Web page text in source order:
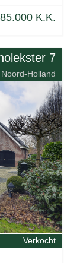
K.K.
7
Holland
Verkocht